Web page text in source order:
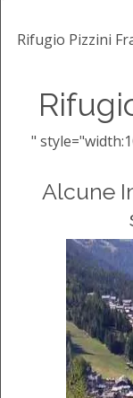
Rifugio Pizzini
"
Alcune